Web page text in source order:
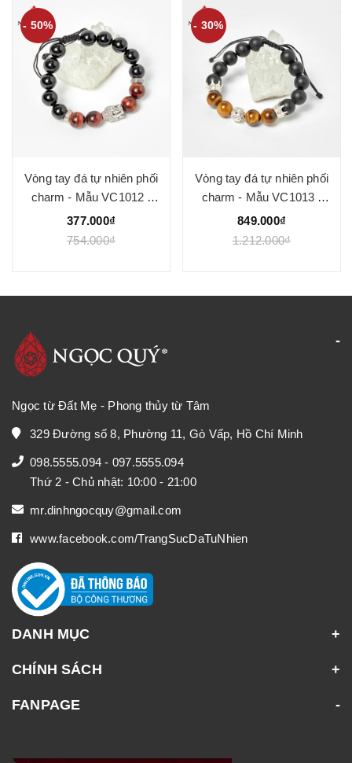
- 50%
Vòng tay đá tự nhiên phối
charm - Mẫu VC1012 -
Ngọc Quý
377.000₫
754.000₫
- 30%
Vòng tay đá tự nhiên phối
charm - Mẫu VC1013 -
Ngọc Quý
849.000₫
1.212.000₫
Ngọc từ Đất Mẹ - Phong thủy từ Tâm
329 Đường số 8, Phường 11, Gò Vấp, Hồ Chí Minh
098.5555.094 - 097.5555.094
Thứ 2 - Chủ nhật: 10:00 - 21:00
mr.dinhngocquy@gmail.com
www.facebook.com/TrangSucDaTuNhien
DANH MỤC
CHÍNH SÁCH
FANPAGE